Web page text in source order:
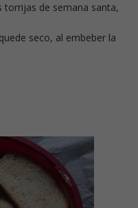
torrijas de semana santa,
seco, al embeber la